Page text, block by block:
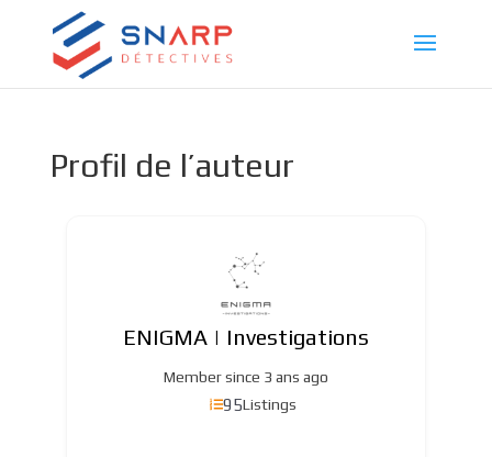
Profil de l’auteur
ENIGMA | Investigations
Member since 3 ans ago
95Listings